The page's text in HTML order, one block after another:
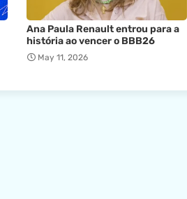
Ana Paula Renault entrou para a
história ao vencer o BBB26
May 11, 2026